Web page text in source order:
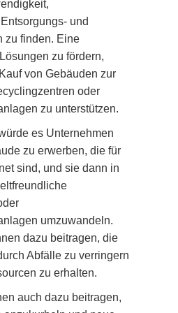
und
zu finden. Eine
zu fördern,
von Gebäuden zur
oder
zu unterstützen.
es Unternehmen
zu erwerben, die für
sind, und sie dann in
umzuwandeln.
dazu beitragen, die
Abfälle zu verringern
zu erhalten.
auch dazu beitragen,